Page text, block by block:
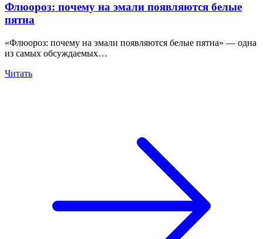
Флюороз: почему на эмали появляются белые
пятна
«Флюороз: почему на эмали появляются белые пятна» — одна
из самых обсуждаемых…
Читать